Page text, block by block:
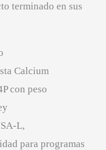
terminado en sus
Calcium
con peso
L,
para programas